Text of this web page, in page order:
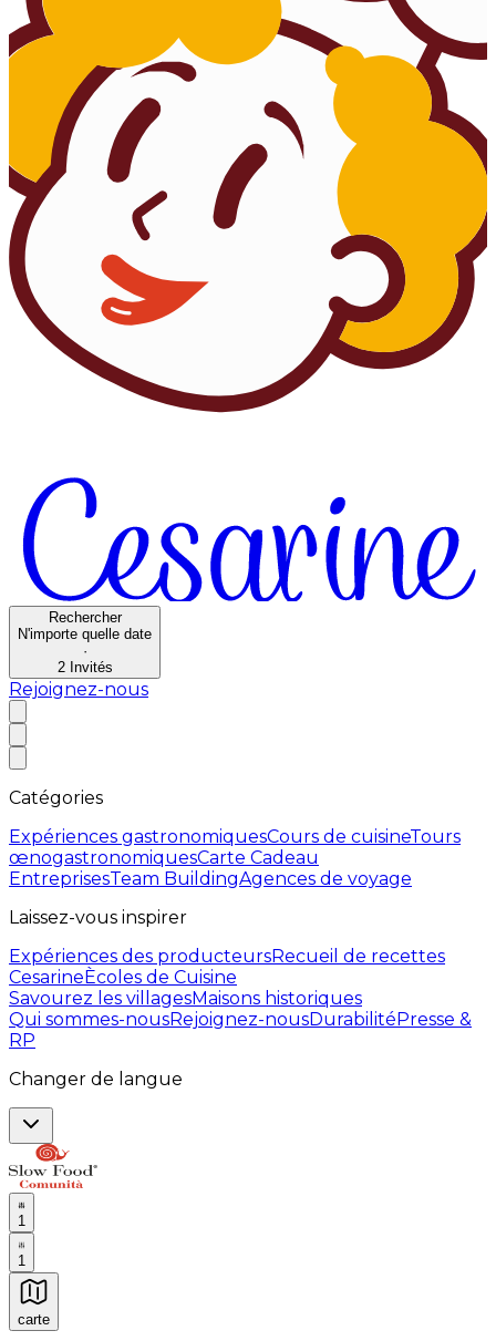
Rechercher
N'importe quelle date
·
2 Invités
Rejoignez-nous
Catégories
Expériences gastronomiquesCours de cuisineTours
œnogastronomiquesCarte Cadeau
EntreprisesTeam BuildingAgences de voyage
Laissez-vous inspirer
Expériences des producteursRecueil de recettes
CesarineÈcoles de Cuisine
Savourez les villagesMaisons historiques
Qui sommes-nousRejoignez-nousDurabilitéPresse &
RP
Changer de langue
1
1
carte